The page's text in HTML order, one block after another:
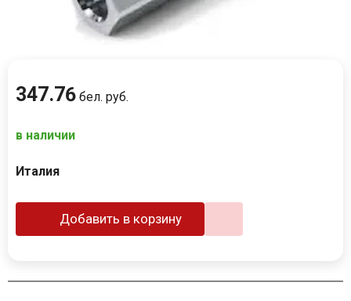
347.76 бел. руб.
в наличии
Италия
Добавить в корзину